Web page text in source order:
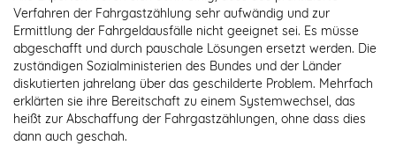
Verfahren der Fahrgastzählung sehr aufwändig und zur
Ermittlung der Fahrgeldausfälle nicht geeignet sei. Es müsse
abgeschafft und durch pauschale Lösungen ersetzt werden. Die
zuständigen Sozialministerien des Bundes und der Länder
diskutierten jahrelang über das geschilderte Problem. Mehrfach
erklärten sie ihre Bereitschaft zu einem Systemwechsel, das
heißt zur Abschaffung der Fahrgastzählungen, ohne dass dies
dann auch geschah.